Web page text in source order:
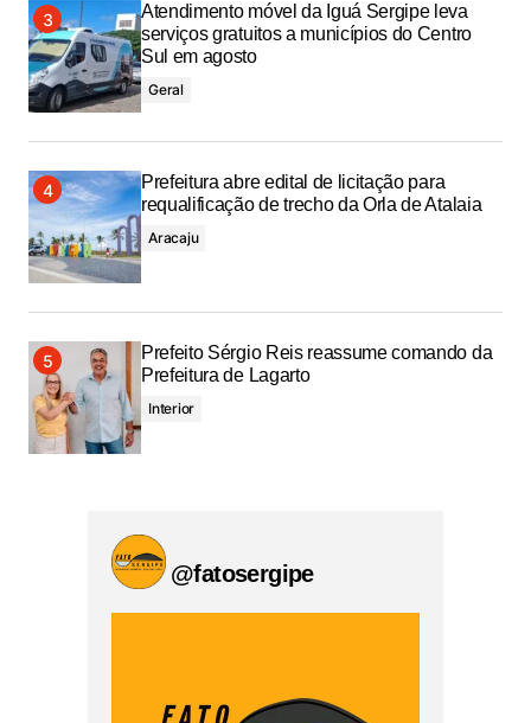
Atendimento móvel da Iguá Sergipe leva
serviços gratuitos a municípios do Centro
Sul em agosto
Geral
Prefeitura abre edital de licitação para
requalificação de trecho da Orla de Atalaia
Aracaju
Prefeito Sérgio Reis reassume comando da
Prefeitura de Lagarto
Interior
@fatosergipe